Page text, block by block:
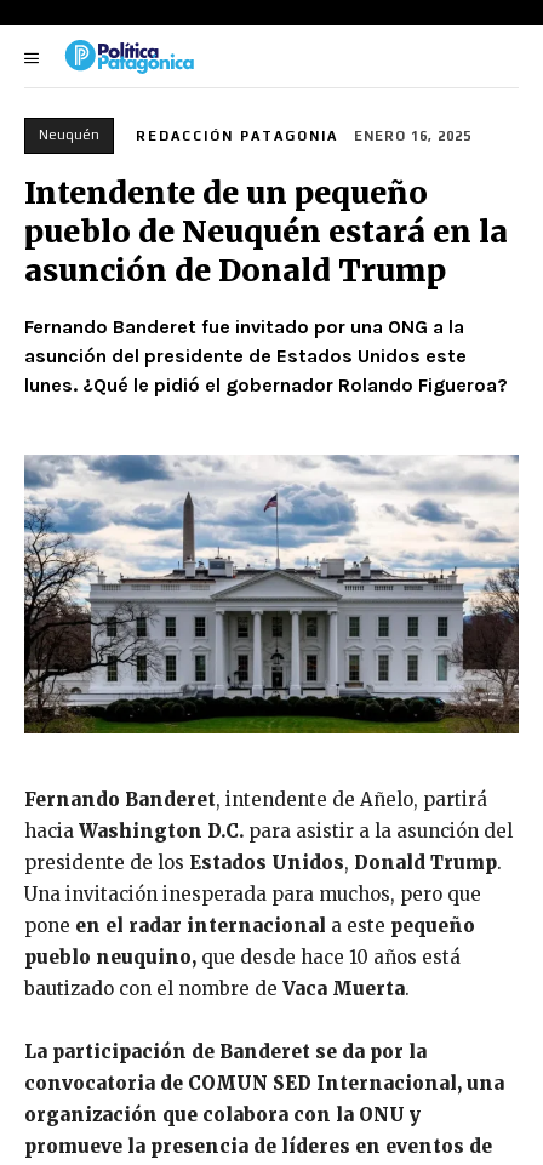
Neuquén REDACCIÓN PATAGONIA ENERO 16, 2025
Intendente de un pequeño
pueblo de Neuquén estará en la
asunción de Donald Trump
Fernando Banderet fue invitado por una ONG a la
asunción del presidente de Estados Unidos este
lunes. ¿Qué le pidió el gobernador Rolando Figueroa?
Fernando Banderet, intendente de Añelo, partirá
hacia Washington D.C. para asistir a la asunción del
presidente de los Estados Unidos, Donald Trump.
Una invitación inesperada para muchos, pero que
pone en el radar internacional a este pequeño
pueblo neuquino, que desde hace 10 años está
bautizado con el nombre de Vaca Muerta.
La participación de Banderet se da por la
convocatoria de COMUN SED Internacional, una
organización que colabora con la ONU y
promueve la presencia de líderes en eventos de